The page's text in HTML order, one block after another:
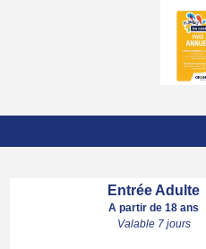
Entrée Adulte
A partir de 18 ans
Valable 7 jours